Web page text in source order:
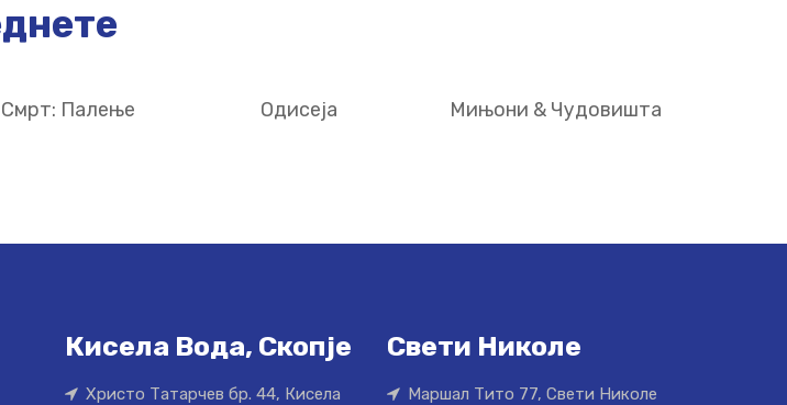
Палење Одисеја Мињони & Чудовишта
Кисела Вода, Скопје
Христо Татарчев бр. 44, Кисела
Свети Николе
Маршал Тито 77, Свети Николе